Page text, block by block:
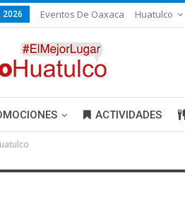
2026 Eventos De Oaxaca Huatulco
ACTIVIDADES